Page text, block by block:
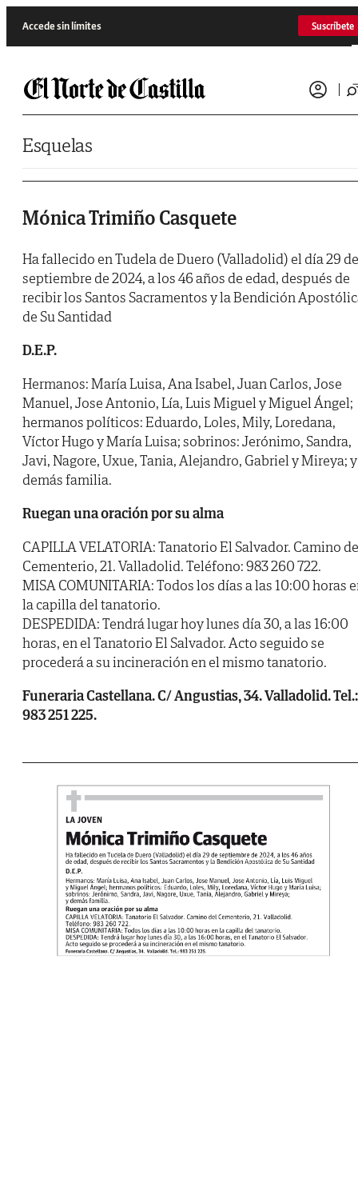
Accede sin límites Suscríbete
Esquelas
Mónica Trimiño Casquete
Ha fallecido en Tudela de Duero (Valladolid) el día 29 de
septiembre de 2024, a los 46 años de edad, después de
recibir los Santos Sacramentos y la Bendición
de Su Santidad
D.E.P.
Hermanos: María Luisa, Ana Isabel, Juan Carlos, Jose
Manuel, Jose Antonio, Lía, Luis Miguel y Miguel Ángel;
hermanos políticos: Eduardo, Loles, Mily, Loredana,
Víctor Hugo y María Luisa; sobrinos: Jerónimo, Sandra,
Javi, Nagore, Uxue, Tania, Alejandro, Gabriel y Mireya; y
demás familia.
Ruegan una oración por su alma
CAPILLA VELATORIA: Tanatorio El Salvador. Camino
Cementerio, 21. Valladolid. Teléfono: 983 260 722.
MISA COMUNITARIA: Todos los días a las 10:00 horas
la capilla del tanatorio.
DESPEDIDA: Tendrá lugar hoy lunes día 30, a las 16:00
horas, en el Tanatorio El Salvador. Acto seguido se
procederá a su incineración en el mismo tanatorio.
Funeraria Castellana. C/ Angustias, 34. Valladolid. Tel.:
983 251 225.